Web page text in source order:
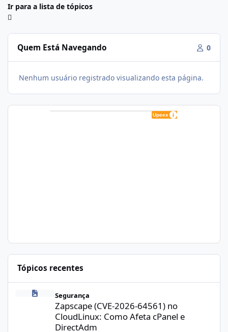
Ir para a lista de tópicos
Quem Está Navegando 0
Nenhum usuário registrado visualizando esta página.
Tópicos recentes
Zapscape (CVE-2026-64561) no CloudLinux: Como Afeta cPanel
Segurança
Zapscape (CVE-2026-64561) no
CloudLinux: Como Afeta cPanel e
DirectAdm